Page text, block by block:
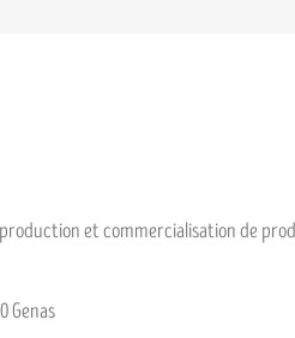
et commercialisation de
Genas